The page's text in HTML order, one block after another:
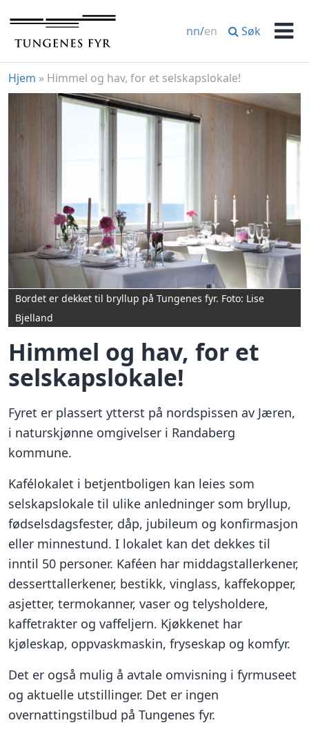
til
innhold
nn/en Søk
Hjem » Himmel og hav, for et selskapslokale!
Bordet er dekket til bryllup på Tungenes fyr. Foto: Lise
Bjelland
Himmel og hav, for et
selskapslokale!
Fyret er plassert ytterst på nordspissen av Jæren,
i naturskjønne omgivelser i Randaberg
kommune.
Kafélokalet i betjentboligen kan leies som
selskapslokale til ulike anledninger som bryllup,
fødselsdagsfester, dåp, jubileum og konfirmasjon
eller minnestund. I lokalet kan det dekkes til
inntil 50 personer. Kaféen har middagstallerkener,
desserttallerkener, bestikk, vinglass, kaffekopper,
asjetter, termokanner, vaser og telysholdere,
kaffetrakter og vaffeljern. Kjøkkenet har
kjøleskap, oppvaskmaskin, fryseskap og komfyr.
Det er også mulig å avtale omvisning i fyrmuseet
og aktuelle utstillinger. Det er ingen
overnattingstilbud på Tungenes fyr.